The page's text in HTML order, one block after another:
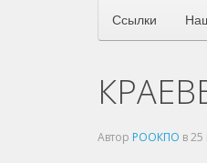
Ссылки
Автор РООКПО в25